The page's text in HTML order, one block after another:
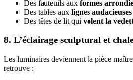
Des fauteuils aux formes
Des tables aux lignes audacieuses
Des têtes de lit qui volent la
8. L’éclairage sculptural et
Les luminaires deviennent la pièce
retrouve :